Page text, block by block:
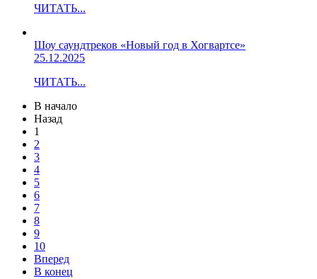
ЧИТАТЬ...
Шоу саундтреков «Новый год в Хогвартсе»
25.12.2025
ЧИТАТЬ...
В начало
Назад
1
2
3
4
5
6
7
8
9
10
Вперед
В конец